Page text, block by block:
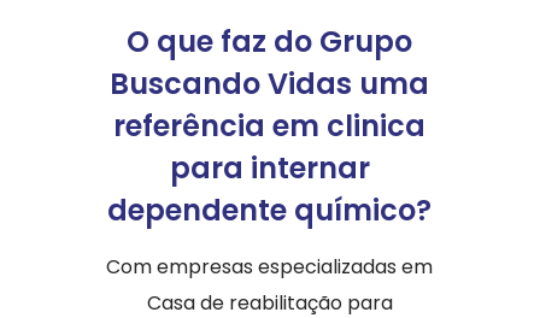
O que faz do Grupo
Buscando Vidas uma
referência em clinica
para internar
dependente químico?
Com empresas especializadas em
Casa de reabilitação para